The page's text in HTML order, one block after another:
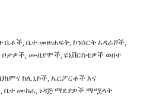
ቤቶች, ቤተ-መጽሐፍት, ኮንሰርት አዳራሾች,
ቦታዎች, ሙዚየሞች, ዩኒቨርስቲዎች ወዘተ
ክሊኒኮች, ኤርፖርቶች እና
ቤተ ሙከራ, ነዳጅ ማደያዎች ማሟላት